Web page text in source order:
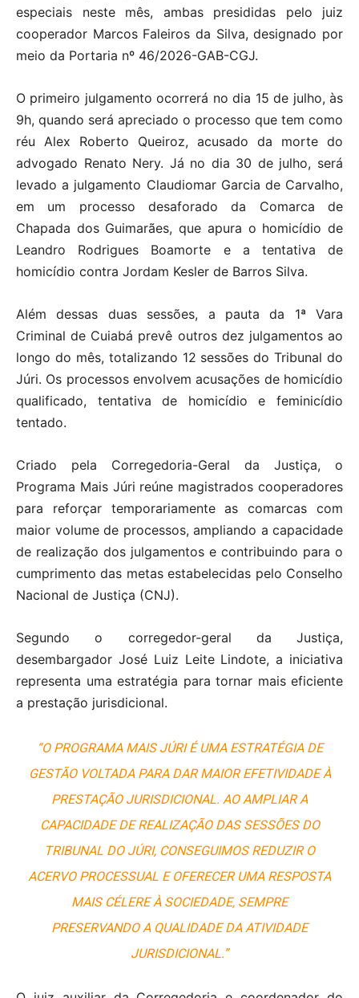
especiais neste mês, ambas presididas pelo juiz
cooperador Marcos Faleiros da Silva, designado por
meio da Portaria nº 46/2026-GAB-CGJ.
O primeiro julgamento ocorrerá no dia 15 de julho, às
9h, quando será apreciado o processo que tem como
réu Alex Roberto Queiroz, acusado da morte do
advogado Renato Nery. Já no dia 30 de julho, será
levado a julgamento Claudiomar Garcia de Carvalho,
em um processo desaforado da Comarca de
Chapada dos Guimarães, que apura o homicídio de
Leandro Rodrigues Boamorte e a tentativa de
homicídio contra Jordam Kesler de Barros Silva.
Além dessas duas sessões, a pauta da 1ª Vara
Criminal de Cuiabá prevê outros dez julgamentos ao
longo do mês, totalizando 12 sessões do Tribunal do
Júri. Os processos envolvem acusações de homicídio
qualificado, tentativa de homicídio e feminicídio
tentado.
Criado pela Corregedoria-Geral da Justiça, o
Programa Mais Júri reúne magistrados cooperadores
para reforçar temporariamente as comarcas com
maior volume de processos, ampliando a capacidade
de realização dos julgamentos e contribuindo para o
cumprimento das metas estabelecidas pelo Conselho
Nacional de Justiça (CNJ).
Segundo o corregedor-geral da Justiça,
desembargador José Luiz Leite Lindote, a iniciativa
representa uma estratégia para tornar mais eficiente
a prestação jurisdicional.
“O PROGRAMA MAIS JÚRI É UMA ESTRATÉGIA DE
GESTÃO VOLTADA PARA DAR MAIOR EFETIVIDADE À
PRESTAÇÃO JURISDICIONAL. AO AMPLIAR A
CAPACIDADE DE REALIZAÇÃO DAS SESSÕES DO
TRIBUNAL DO JÚRI, CONSEGUIMOS REDUZIR O
ACERVO PROCESSUAL E OFERECER UMA RESPOSTA
MAIS CÉLERE À SOCIEDADE, SEMPRE
PRESERVANDO A QUALIDADE DA ATIVIDADE
JURISDICIONAL.”